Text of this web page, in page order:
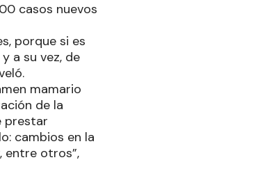
casos nuevos
porque si es
a su vez, de
mamario
de la
prestar
cambios en la
entre otros”,